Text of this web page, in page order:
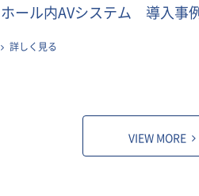
ホール内AVシステム 導入事
詳しく見る
VIEW MORE